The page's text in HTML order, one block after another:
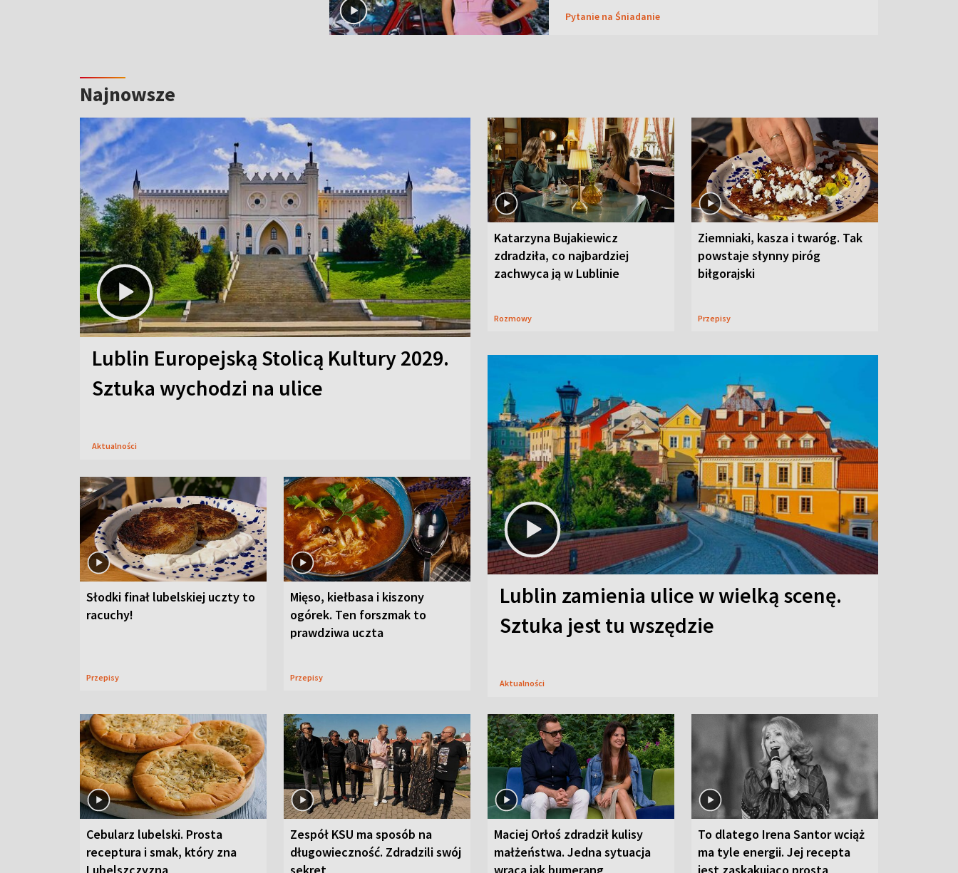
Pytanie na Śniadanie
Najnowsze
Lublin Europejską Stolicą Kultury 2029.
Sztuka wychodzi na ulice
Aktualności
Katarzyna Bujakiewicz
zdradziła, co najbardziej
zachwyca ją w Lublinie
Rozmowy
Ziemniaki, kasza i twaróg. Tak
powstaje słynny piróg
biłgorajski
Przepisy
Słodki finał lubelskiej uczty to
racuchy!
Przepisy
Mięso, kiełbasa i kiszony
ogórek. Ten forszmak to
prawdziwa uczta
Przepisy
Lublin zamienia ulice w wielką scenę.
Sztuka jest tu wszędzie
Aktualności
Cebularz lubelski. Prosta
receptura i smak, który zna
Zespół KSU ma sposób na
długowieczność. Zdradzili swój
Maciej Orłoś zdradził kulisy
małżeństwa. Jedna sytuacja
To dlatego Irena Santor wciąż
ma tyle energii. Jej recepta